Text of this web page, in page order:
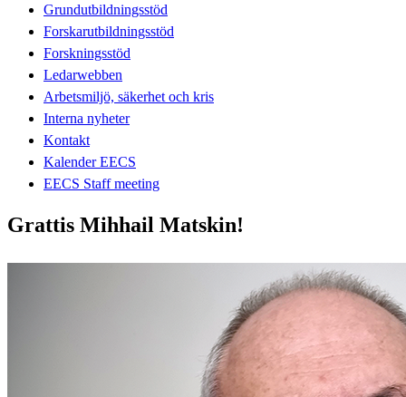
Grundutbildningsstöd
Forskarutbildningsstöd
Forskningsstöd
Ledarwebben
Arbetsmiljö, säkerhet och kris
Interna nyheter
Kontakt
Kalender EECS
EECS Staff meeting
Grattis Mihhail Matskin!